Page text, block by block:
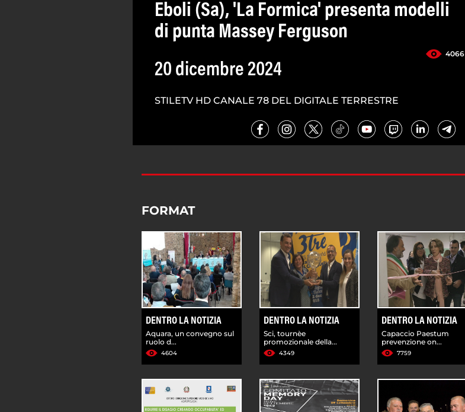
Eboli (Sa), 'La Formica' presenta modelli
di punta Massey Ferguson
4066
20 dicembre 2024
STILETV HD CANALE 78 DEL DIGITALE TERRESTRE
FORMAT
DENTRO LA NOTIZIA
Aquara, un convegno sul
ruolo d...
4604
DENTRO LA NOTIZIA
Sci, tournèe
promozionale della...
4349
DENTRO LA NOTIZIA
Capaccio Paestum
prevenzione on...
7759